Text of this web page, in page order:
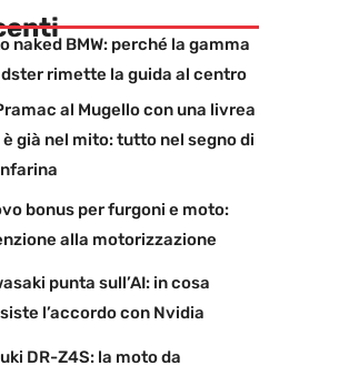
naked BMW: perché la gamma
rimette la guida al centro
al Mugello con una livrea
già nel mito: tutto nel segno di
bonus per furgoni e moto:
alla motorizzazione
punta sull’AI: in cosa
l’accordo con Nvidia
DR-Z4S: la moto da